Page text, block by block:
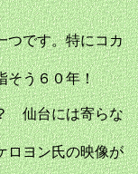
です。特にコカ
そう６０年！
仙台には寄らな
ロヨン氏の映像が